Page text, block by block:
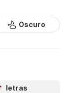
Oscuro
letras